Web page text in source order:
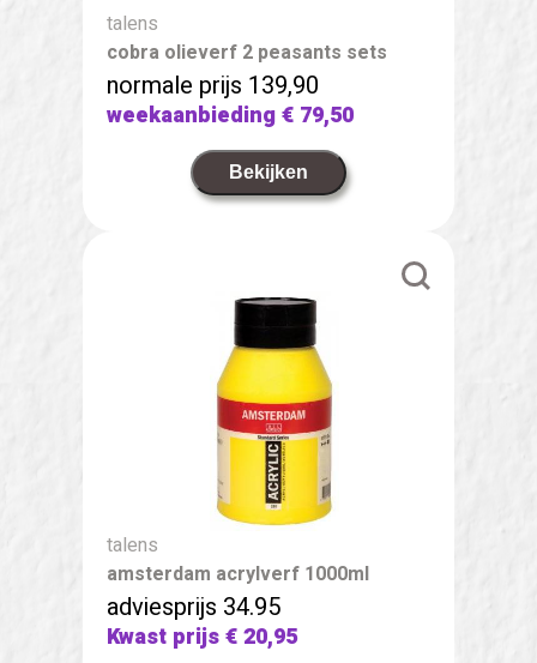
talens
cobra olieverf 2 peasants sets
normale prijs 139,90
weekaanbieding€ 79,50
Bekijken
talens
amsterdam acrylverf 1000ml
adviesprijs 34.95
Kwast prijs€ 20,95